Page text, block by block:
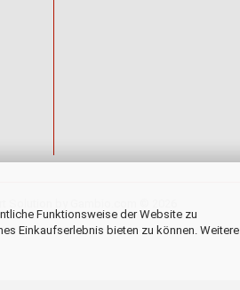
Funktionsweise der Website zu
Einkaufserlebnis bieten zu können. Weitere